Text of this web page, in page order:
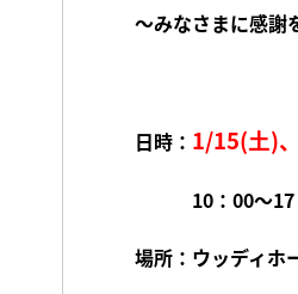
～みなさまに感謝
日時： 1/15(土)
10：00～17
場所：ウッディホ